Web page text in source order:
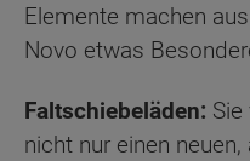
Elemente machen
Novo etwas
Faltschiebeläden:
nicht nur einen